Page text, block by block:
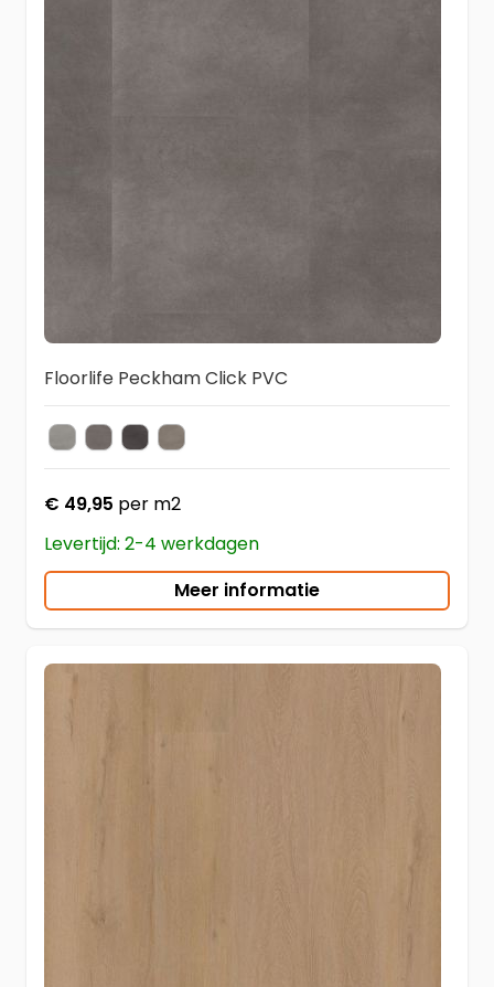
Floorlife Peckham Click PVC
KleurLight Grey
Grey Anthracite
Taupe
€ 49,95 per m2
Levertijd: 2-4 werkdagen
Meer informatie